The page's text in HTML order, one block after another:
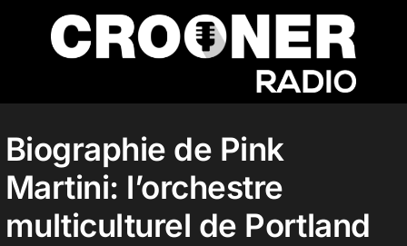
contenu
Accueil
Podcasts
Biographie de Pink
Martini: l’orchestre
multiculturel de Portland